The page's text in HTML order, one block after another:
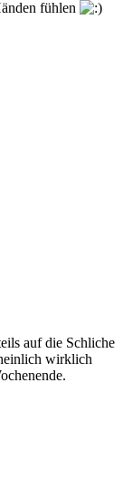
fühlen
auf die Schliche
wirklich